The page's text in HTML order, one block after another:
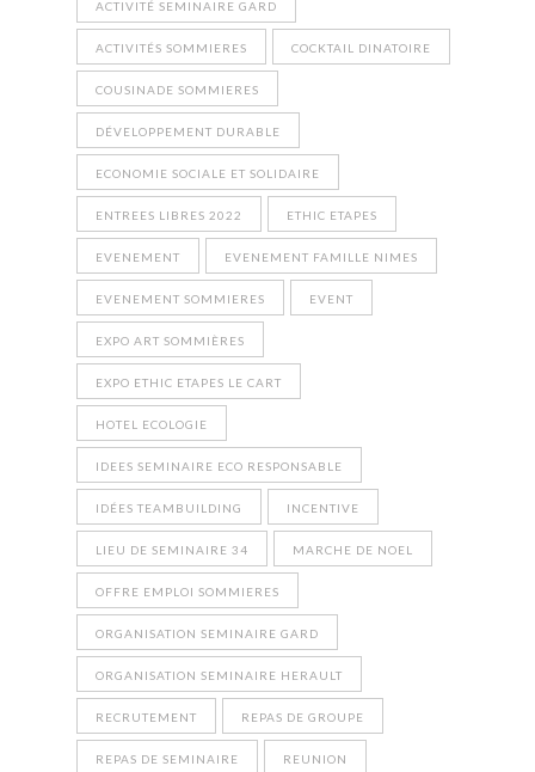
ACTIVITÉ SEMINAIRE GARD
ACTIVITÉS SOMMIERES COCKTAIL DINATOIRE
COUSINADE SOMMIERES
DÉVELOPPEMENT DURABLE
ECONOMIE SOCIALE ET SOLIDAIRE
ENTREES LIBRES 2022 ETHIC ETAPES
EVENEMENT EVENEMENT FAMILLE NIMES
EVENEMENT SOMMIERES EVENT
EXPO ART SOMMIÈRES
EXPO ETHIC ETAPES LE CART
HOTEL ECOLOGIE
IDEES SEMINAIRE ECO RESPONSABLE
IDÉES TEAMBUILDING INCENTIVE
LIEU DE SEMINAIRE 34 MARCHE DE NOEL
OFFRE EMPLOI SOMMIERES
ORGANISATION SEMINAIRE GARD
ORGANISATION SEMINAIRE HERAULT
RECRUTEMENT REPAS DE GROUPE
REPAS DE SEMINAIRE REUNION